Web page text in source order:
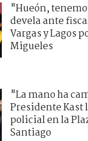
"Hueón,
devela ante
Vargas y Lagos
Migueles
"La mano ha
Presidente
policial en la
Santiago